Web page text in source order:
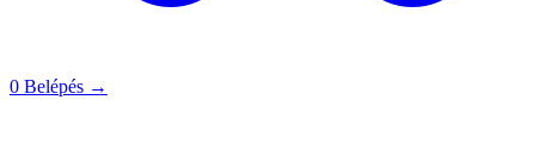
0 Belépés →